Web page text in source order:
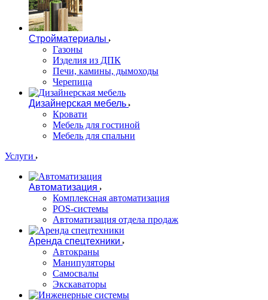
Стройматериалы
Газоны
Изделия из ДПК
Печи, камины, дымоходы
Черепица
Дизайнерская мебель
Кровати
Мебель для гостиной
Мебель для спальни
Услуги
Автоматизация
Комплексная автоматизация
POS-системы
Автоматизация отдела продаж
Аренда спецтехники
Автокраны
Манипуляторы
Самосвалы
Экскаваторы